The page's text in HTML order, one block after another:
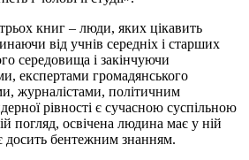
трьох книг – люди, яких цікавить
від учнів середніх і старших
середовища і закінчуючи
експертами громадянського
журналістами, політичним
рівності є сучасною суспільною
погляд, освічена людина має у ній
досить бентежним знанням.